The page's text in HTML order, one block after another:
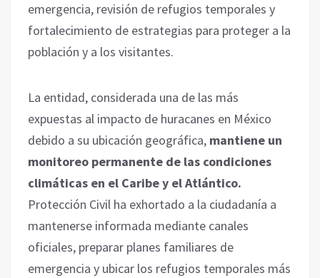
emergencia, revisión de refugios temporales y
fortalecimiento de estrategias para proteger a la
población y a los visitantes.
La entidad, considerada una de las más
expuestas al impacto de huracanes en México
debido a su ubicación geográfica, mantiene un
monitoreo permanente de las condiciones
climáticas en el Caribe y el Atlántico.
Protección Civil ha exhortado a la ciudadanía a
mantenerse informada mediante canales
oficiales, preparar planes familiares de
emergencia y ubicar los refugios temporales más